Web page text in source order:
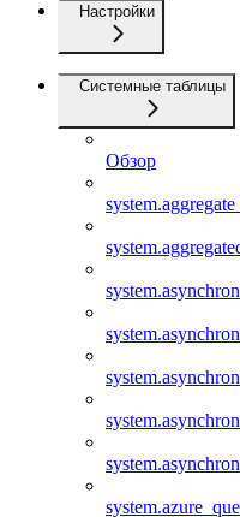
Настройки
Системные таблицы
Обзор